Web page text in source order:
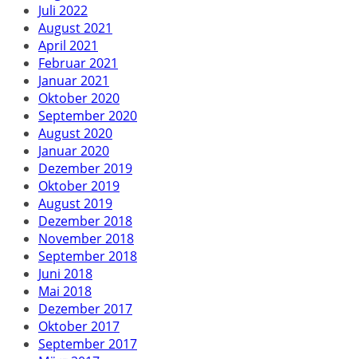
Juli 2022
August 2021
April 2021
Februar 2021
Januar 2021
Oktober 2020
September 2020
August 2020
Januar 2020
Dezember 2019
Oktober 2019
August 2019
Dezember 2018
November 2018
September 2018
Juni 2018
Mai 2018
Dezember 2017
Oktober 2017
September 2017